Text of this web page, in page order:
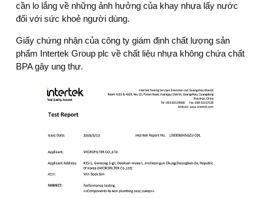
cần lo lắng về những ảnh hưởng của khay nhựa lấy nước
đối với sức khoẻ người dùng.
Giấy chứng nhận của công ty giám định chất lượng sản
phẩm Intertek Group plc về chất liệu nhựa không chứa chất
BPA gây ung thư.